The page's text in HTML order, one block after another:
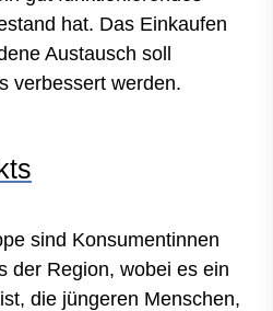
hat. Das Einkaufen
Austausch soll
verbessert werden.
sind Konsumentinnen
der Region, wobei es ein
die jüngeren Menschen,